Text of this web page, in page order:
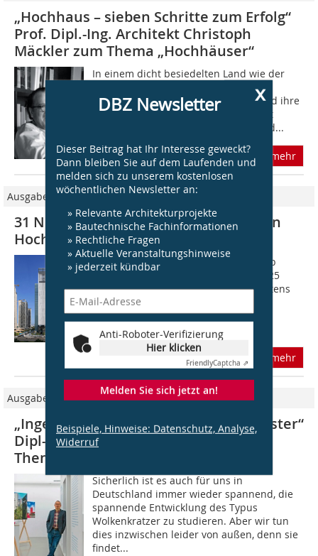
x
DBZ Newsletter
Dieser Beitrag hat Ihr Interesse geweckt?
Dann bleiben Sie auf dem Laufenden und
melden sich zu unserem kostenlosen
wöchentlichen Newsletter an:
» Relevante Architekturprojekte
» Bautechnische Fachinformationen
» Rechtliche Fragen
» Aktuelle Veranstaltungshinweise
» jederzeit kündbar
Anti-Roboter-Verifizierung
Hier klicken
FriendlyCaptcha ⇗
Melden Sie sich jetzt an!
Beispiele, Hinweise: Datenschutz, Analyse,
Widerruf
„Hochhaus – sieben Schritte zum Erfolg“
Prof. Dipl.-Ing. Architekt Christoph
Mäckler zum Thema „Hochhäuser“
In einem dicht besiedelten Land wie der
Bundesrepublik Deutschland sollte es
selbstverständlich sein, die Städte und ihre
zersiedelten Landstriche zu Orten mit
Großstadtcharakter zu verdichten und...
mehr
Ausgabe 09/2024
31 Nominierte für den Internatio­nalen
Hochhaus Preis 2024/25
Das Deutsche Architekturmuseum gab
bekannt, dass man für den IHP 2024/25
weltweit nun 31 Hochhäuser (mindestens
100?m hoch, höchstens zwei Jahre alt)
nominiert habe. Abgesehen von
Hochhäusern aus...
mehr
Ausgabe 11/2013
„Ingenieurskunst und Höhenweltmeister“
Dipl-Ing. Peter Cachola Schmal zum
Thema „Hochhäuser“
Sicherlich ist es auch für uns in
Deutschland immer wieder spannend, die
spannende Entwicklung des Typus
Wolkenkratzer zu studieren. Aber wir tun
dies inzwischen leider von außen, denn sie
findet...